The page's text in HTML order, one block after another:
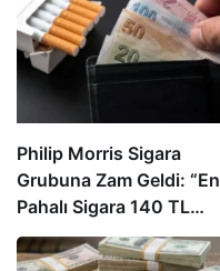
Philip Morris Sigara
Grubuna Zam Geldi: “En
Pahalı Sigara 140 TL
Oldu”